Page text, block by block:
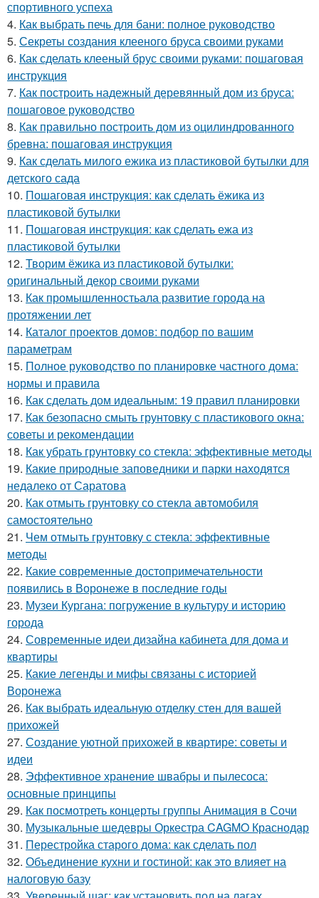
спортивного успеха
4. Как выбрать печь для бани: полное руководство
5. Секреты создания клееного бруса своими руками
6. Как сделать клееный брус своими руками: пошаговая
инструкция
7. Как построить надежный деревянный дом из бруса:
пошаговое руководство
8. Как правильно построить дом из оцилиндрованного
бревна: пошаговая инструкция
9. Как сделать милого ежика из пластиковой бутылки для
детского сада
10. Пошаговая инструкция: как сделать ёжика из
пластиковой бутылки
11. Пошаговая инструкция: как сделать ежа из
пластиковой бутылки
12. Творим ёжика из пластиковой бутылки:
оригинальный декор своими руками
13. Как промышленностьала развитие города на
протяжении лет
14. Каталог проектов домов: подбор по вашим
параметрам
15. Полное руководство по планировке частного дома:
нормы и правила
16. Как сделать дом идеальным: 19 правил планировки
17. Как безопасно смыть грунтовку с пластикового окна:
советы и рекомендации
18. Как убрать грунтовку со стекла: эффективные методы
19. Какие природные заповедники и парки находятся
недалеко от Саратова
20. Как отмыть грунтовку со стекла автомобиля
самостоятельно
21. Чем отмыть грунтовку с стекла: эффективные
методы
22. Какие современные достопримечательности
появились в Воронеже в последние годы
23. Музеи Кургана: погружение в культуру и историю
города
24. Современные идеи дизайна кабинета для дома и
квартиры
25. Какие легенды и мифы связаны с историей
Воронежа
26. Как выбрать идеальную отделку стен для вашей
прихожей
27. Создание уютной прихожей в квартире: советы и
идеи
28. Эффективное хранение швабры и пылесоса:
основные принципы
29. Как посмотреть концерты группы Анимация в Сочи
30. Музыкальные шедевры Оркестра CAGMO Краснодар
31. Перестройка старого дома: как сделать пол
32. Объединение кухни и гостиной: как это влияет на
налоговую базу